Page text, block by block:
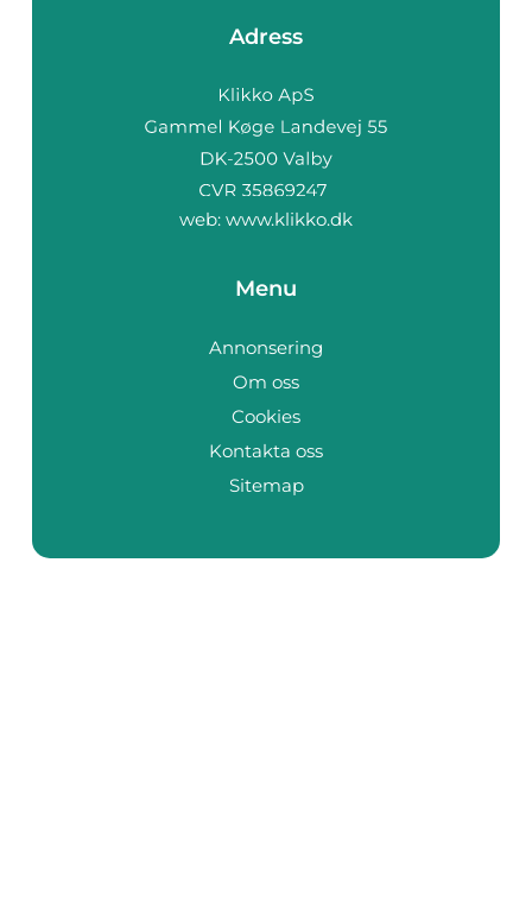
Adress
web: www.klikko.dk
Menu
Annonsering
Om oss
Cookies
Kontakta oss
Sitemap